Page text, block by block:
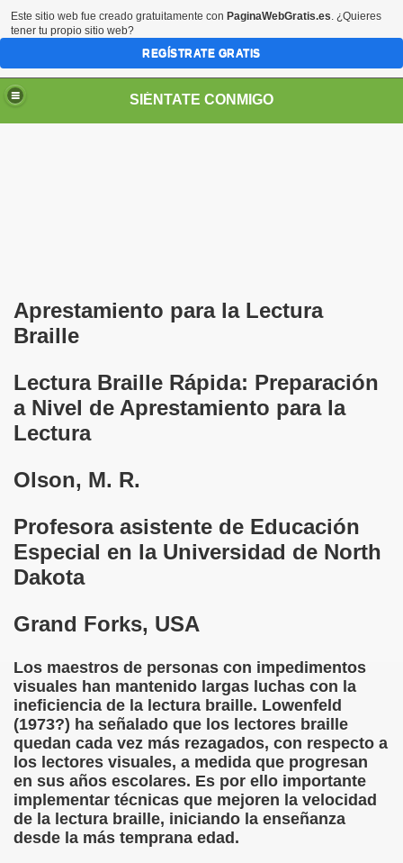
SIÉNTATE CONMIGO
Aprestamiento para la Lectura
Braille
Lectura Braille Rápida: Preparación
a Nivel de Aprestamiento para la
Lectura
Olson, M. R.
Profesora asistente de Educación
Especial en la Universidad de North
Dakota
Grand Forks, USA
Los maestros de personas con impedimentos
visuales han mantenido largas luchas con la
ineficiencia de la lectura braille. Lowenfeld
(1973?) ha señalado que los lectores braille
quedan cada vez más rezagados, con respecto a
los lectores visuales, a medida que progresan
en sus años escolares. Es por ello importante
implementar técnicas que mejoren la velocidad
de la lectura braille, iniciando la enseñanza
desde la más temprana edad.
(Pedro Zurita)
Visual (Pedro Zurita)
los Ciegos (Pablo Madrid Herruzo)
Bejarano)
(Juan José Miñana)
a Charles Barbier (Pablo Madrid Herruzo)
Sus Precios (Pedro Zurita)
de l'Adolescència en Nois-es Cecs i Deficients
a Desarrollar CRE Joan Amades ONCE, 1990 (Miquel
en Peligro de Extinción (Eutiquio Cabrerizo)
Todos (Pedro Zurita)
Borrás)
Este sitio web fue creado gratuitamente con PaginaWebGratis.es. ¿Quieres
tener tu propio sitio web?
REGÍSTRATE GRATIS